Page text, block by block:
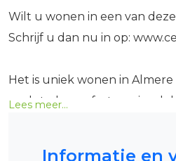
Wilt u wonen in een van
Schrijf u dan nu in op:
Het is uniek wonen in
veel stads comfort omringd
Lees meer...
Informatie en